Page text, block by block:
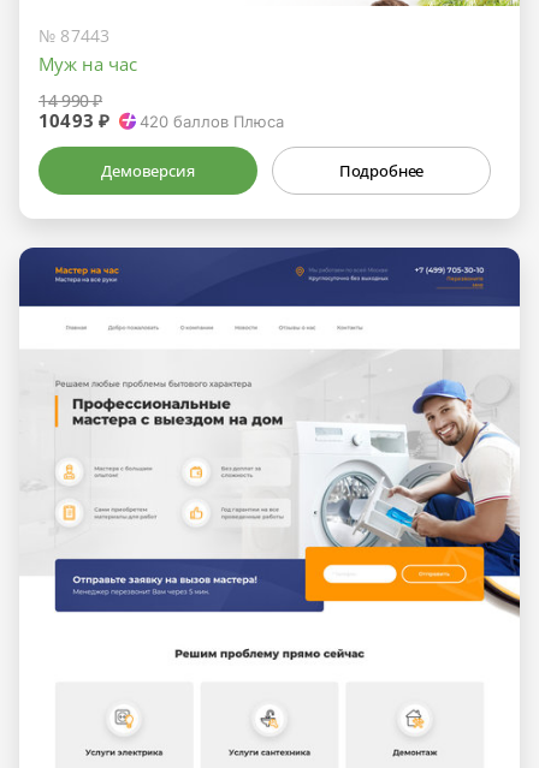
№ 87443
Муж на час
14 990 ₽
10493 ₽ 420 баллов Плюса
Демоверсия Подробнее